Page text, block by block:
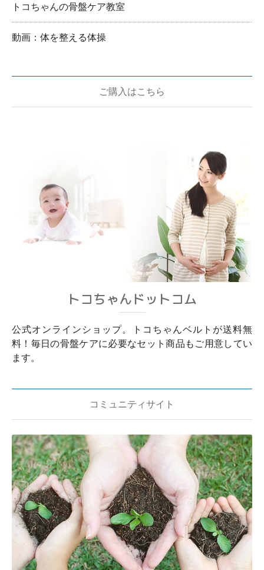
トコちゃんの骨盤ケア教室
動画：体を整える体操
ご購入はこちら
トコちゃんドットコム
公式オンラインショップ。トコちゃんベルトが送料無
料！毎日の骨盤ケアに必要なセット商品もご用意してい
ます。
コミュニティサイト